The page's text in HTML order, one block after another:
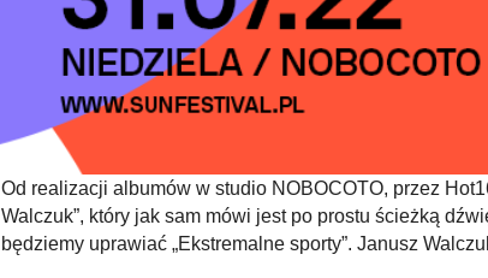
Od realizacji albumów w studio NOBOCOTO, przez
Walczuk”, który jak sam mówi jest po prostu ścieżką
będziemy uprawiać „Ekstremalne sporty”. Janusz